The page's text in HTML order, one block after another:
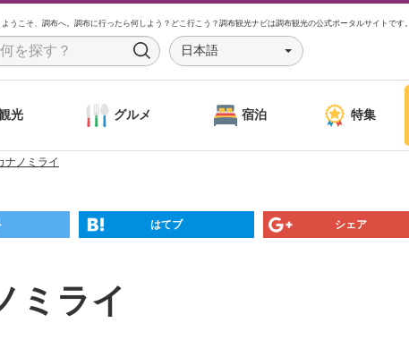
うこそ、調布へ。調布に行ったら何しよう？どこ行こう？調布観光ナビは調布観光の公式ポータルサイトです。
S
c
日本語
光 グルメ 宿泊 特集
ナノミライ
はてブ シェア
ミライ